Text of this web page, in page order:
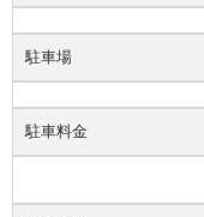
駐車場
駐車料金